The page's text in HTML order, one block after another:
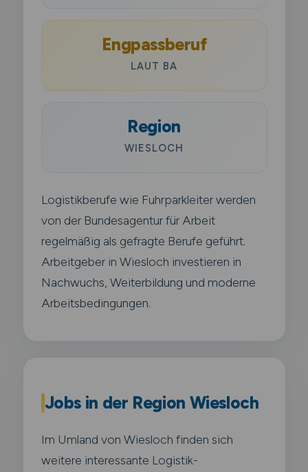
Engpassberuf
LAUT BA
Region
WIESLOCH
Logistikberufe wie Fuhrparkleiter werden
von der Bundesagentur für Arbeit
regelmäßig als gefragte Berufe geführt.
Arbeitgeber in Wiesloch investieren in
Nachwuchs, Weiterbildung und moderne
Arbeitsbedingungen.
Jobs in der Region Wiesloch
Im Umland von Wiesloch finden sich
weitere interessante Logistik-